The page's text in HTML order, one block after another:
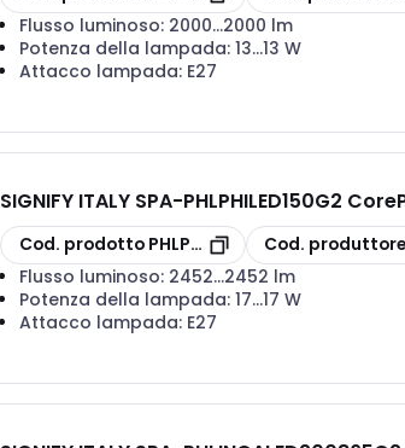
Flusso luminoso: 2000...2000 lm
Potenza della lampada: 13...13 W
Attacco lampada: E27
SIGNIFY ITALY SPA-PHLPHILED150G2
copia
Cod. prodotto PHLPHILED150G2
copia
Cod. produttore
Flusso luminoso: 2452...2452 lm
Potenza della lampada: 17...17 W
Attacco lampada: E27